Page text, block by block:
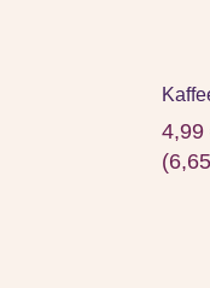
4,99
(